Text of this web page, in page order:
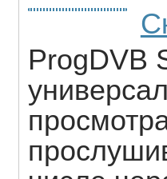
ProgDVB